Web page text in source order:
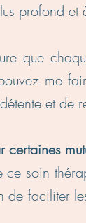
profond et
que
me
et de
soin
de faciliter